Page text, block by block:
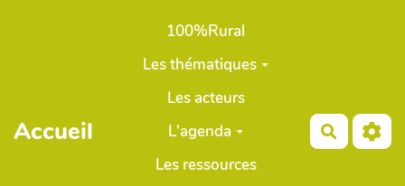
Aller au contenu principal
Accueil
100%Rural
Les thématiques
Les acteurs
L'agenda
Les ressources